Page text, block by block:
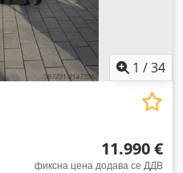
1 /34
11.990 €
фиксна цена додава се ДДВ